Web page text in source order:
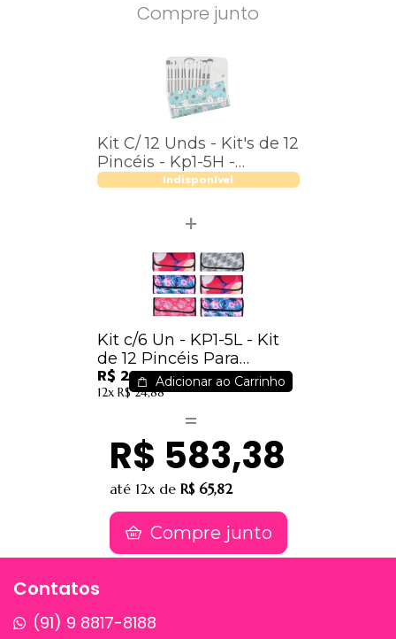
Compre junto
Kit C/ 12 Unds - Kit's de 12
Pincéis - Kp1-5H -
MacrilanIndisponível
Kit c/6 Un - KP1-5L - Kit
de 12 Pincéis Para
Maquiagem - Macrilan
R$ 220,50
12x R$ 24,88
Adicionar ao Carrinho
R$ 583,38
até 12x de R$ 65,82
Compre junto
Contatos
(91) 9 8817-8188